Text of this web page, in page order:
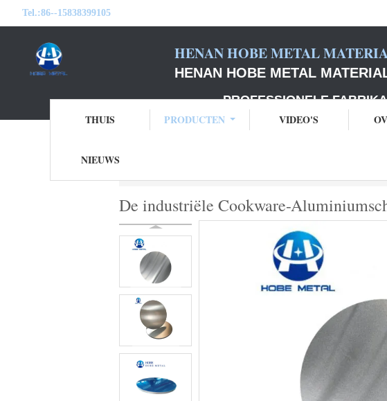
Tel.:86--15838399105
HENAN HOBE METAL
HENAN HOBE METAL
PROFESSIONELE
THUIS PRODUCTEN VIDEO'S
NIEUWS
De industriële Cookware-